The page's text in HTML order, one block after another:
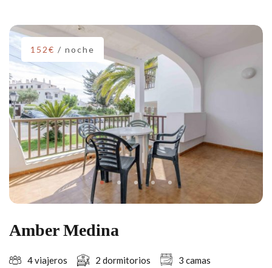
152€ / noche
Amber Medina
4 viajeros 2 dormitorios
3 camas